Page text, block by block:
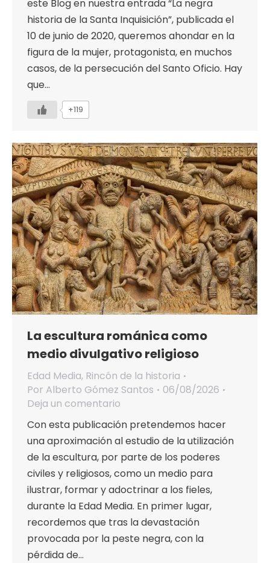
este Blog en nuestra entrada “La negra
historia de la Santa Inquisición”, publicada el
10 de junio de 2020, queremos ahondar en la
figura de la mujer, protagonista, en muchos
casos, de la persecución del Santo Oficio. Hay
que…
+119
La escultura románica como
medio divulgativo religioso
Edad Media, Rincón de la historia
Por Alberto Gómez Santos
06/08/2026
Deja un comentario
Con esta publicación pretendemos hacer
una aproximación al estudio de la utilización
de la escultura, por parte de los poderes
civiles y religiosos, como un medio para
ilustrar, formar y adoctrinar a los fieles,
durante la Edad Media. En primer lugar,
recordemos que tras la devastación
provocada por la peste negra, con la
pérdida de…